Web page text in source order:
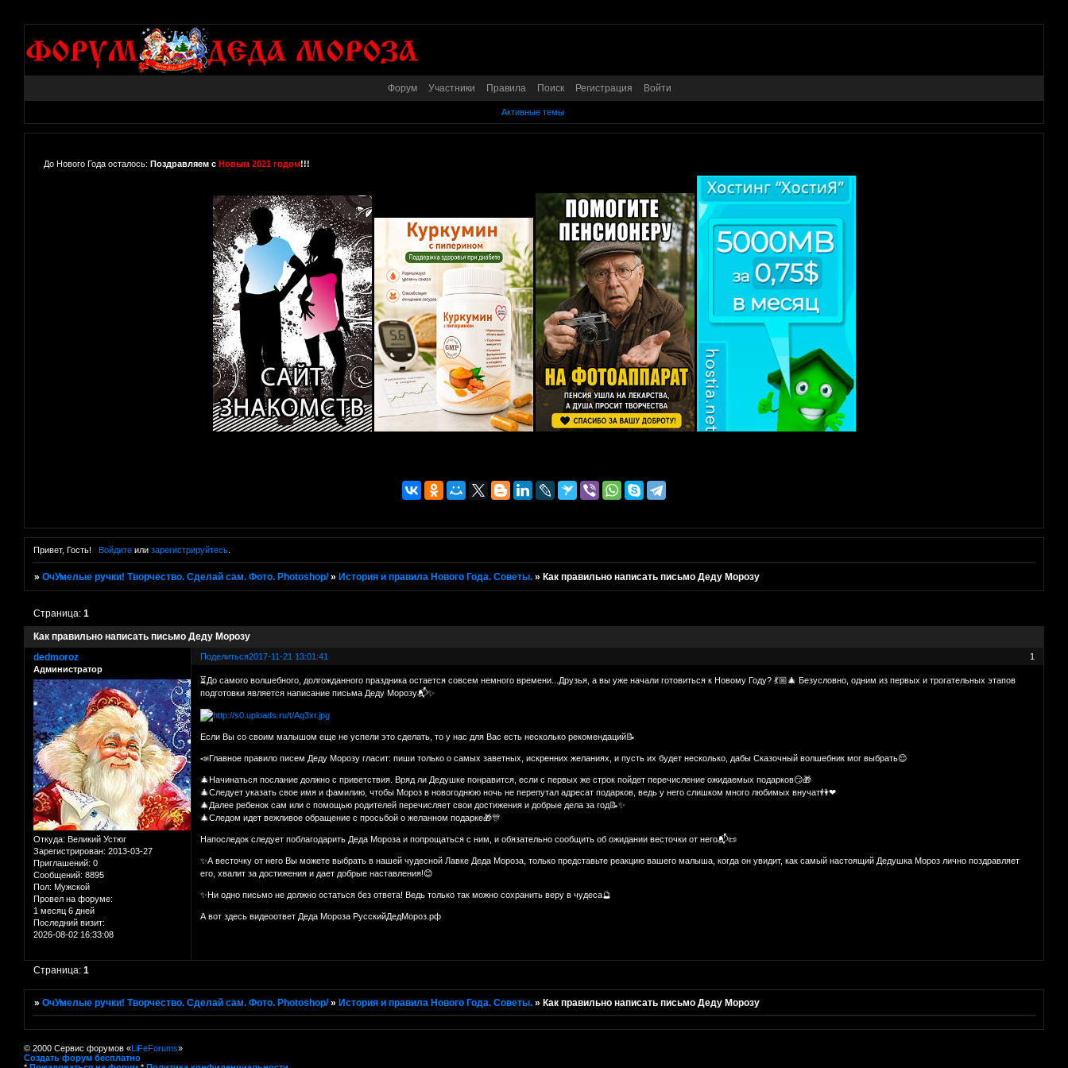
Форум Участники Правила Поиск Регистрация Войти
Активные темы
До Нового Года осталось: Поздравляем с Новым 2021 годом!!!
Привет, Гость! Войдитеили зарегистрируйтесь.
»ОчУмелые ручки! Творчество. Сделай сам. Фото. Photoshop/ » История и правила Нового Года. Советы. » Как правильно написать письмо Деду Морозу
Как правильно написать письмо Деду Морозу
Страница:1
Поделиться 1
2017-11-21 13:01:41
dedmoroz
Администратор
Откуда: Великий Устюг
Зарегистрирован: 2013-03-27
Приглашений: 0
Сообщений: 8895
Пол: Мужской
Провел на форуме:
1 месяц 6 дней
Последний визит:
2026-08-02 16:33:08
⏳До самого волшебного, долгожданного праздника остается совсем немного времени...Друзья, а вы уже начали готовиться к Новому Году? 💃🏼🎄 Безусловно, одним из первых и трогательных этапов
подготовки является написание письма Деду Морозу📬✨
Если Вы со своим малышом еще не успели это сделать, то у нас для Вас есть несколько рекомендаций📝
📣Главное правило писем Деду Морозу гласит: пиши только о самых заветных, искренних желаниях, и пусть их будет несколько, дабы Сказочный волшебник мог выбрать😌
🎄Начинаться послание должно с приветствия. Вряд ли Дедушке понравится, если с первых же строк пойдет перечисление ожидаемых подарков😏🎁
🎄Следует указать свое имя и фамилию, чтобы Мороз в новогоднюю ночь не перепутал адресат подарков, ведь у него слишком много любимых внучат👫❤
🎄Далее ребенок сам или с помощью родителей перечисляет свои достижения и добрые дела за год📝✨
🎄Следом идет вежливое обращение с просьбой о желанном подарке🎁🎊
Напоследок следует поблагодарить Деда Мороза и попрощаться с ним, и обязательно сообщить об ожидании весточки от него📬📜
✨А весточку от него Вы можете выбрать в нашей чудесной Лавке Деда Мороза, только представьте реакцию вашего малыша, когда он увидит, как самый настоящий Дедушка Мороз лично поздравляет
его, хвалит за достижения и дает добрые наставления!😊
✨Ни одно письмо не должно остаться без ответа! Ведь только так можно сохранить веру в чудеса🔮
А вот здесь видеоответ Деда Мороза РусскийДедМороз.рф
Страница:1
»ОчУмелые ручки! Творчество. Сделай сам. Фото. Photoshop/ » История и правила Нового Года. Советы. » Как правильно написать письмо Деду Морозу
© 2000 Сервис форумов «LiFeForums»
Создать форум бесплатно